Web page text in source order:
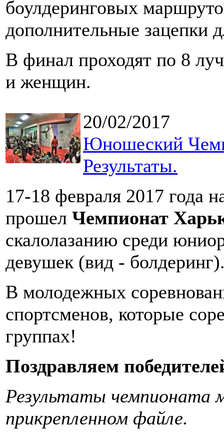
боулдеринговых
дополнительные зацепки
В финал проходят по 8
и женщин.
20/02/2017
Юношеский
Результаты.
17-18 февраля 2017 года
прошел Чемпионат
скалолазанию среди
девушек (вид -
В молодежных
спортсменов, которые
группах!
Поздравляем
Результаты чемпионата
прикрепленном файле.